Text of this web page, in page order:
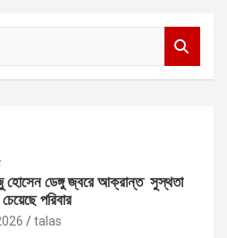
হোসেন ডেঙ্গু জ্বরে আক্রান্ত সুস্থতা
পরিবার
talas